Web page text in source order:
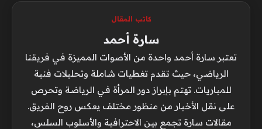
كاتب المقال
سارة أحمد
تعتبر سارة أحمد واحدة من الأصوات المميزة في فريقنا
الرياضي، حيث تقدم تغطيات شاملة وتحليلات فنية
للمباريات. تهتم بإبراز دور المرأة في الرياضة وتحرص
على نقل الأخبار من منظور مختلف يعكس روح الفريق.
مقالات سارة تجمع بين الاحترافية والأسلوب السلس،